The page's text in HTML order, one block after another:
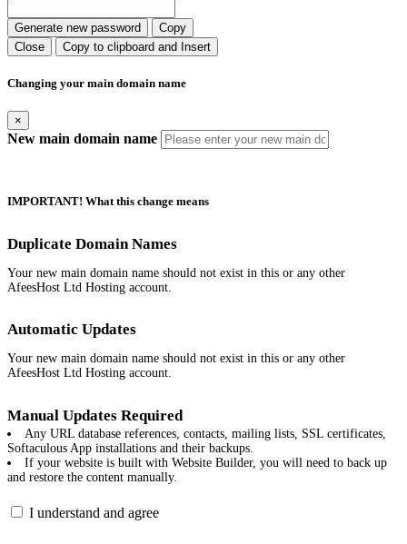
Generate new password
Copy
Close
Copy to clipboard and Insert
Changing your main domain name
×
New main domain name
IMPORTANT! What this change means
Duplicate Domain Names
Your new main domain name should not exist in this or any other
AfeesHost Ltd Hosting account.
Automatic Updates
Your new main domain name should not exist in this or any other
AfeesHost Ltd Hosting account.
Manual Updates Required
Any URL database references, contacts, mailing lists, SSL certificates,
Softaculous App installations and their backups.
If your website is built with Website Builder, you will need to back up
and restore the content manually.
I understand and agree